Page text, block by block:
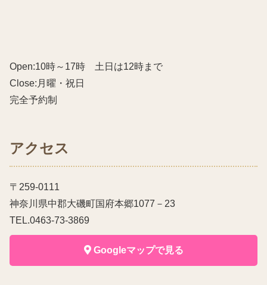
Open:10時～17時 土日は12時まで
Close:月曜・祝日
完全予約制
アクセス
〒259-0111
神奈川県中郡大磯町国府本郷1077－23
TEL.0463-73-3869
Googleマップで見る